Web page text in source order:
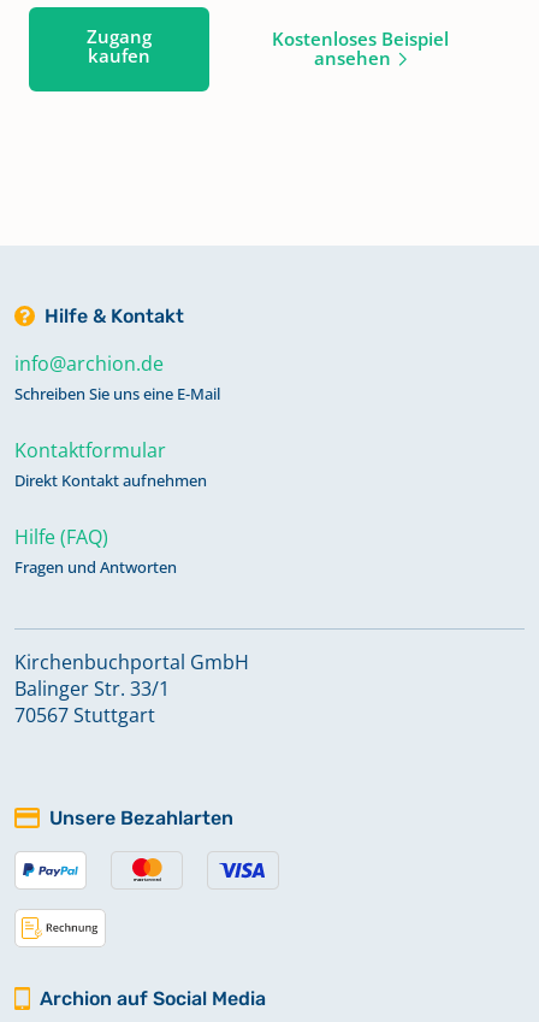
Zugang
kaufen
Kostenloses Beispiel
ansehen
Hilfe & Kontakt
info@archion.de
Schreiben Sie uns eine E-Mail
Kontaktformular
Direkt Kontakt aufnehmen
Hilfe (FAQ)
Fragen und Antworten
Kirchenbuchportal GmbH
Balinger Str. 33/1
70567 Stuttgart
Unsere Bezahlarten
Archion auf Social Media